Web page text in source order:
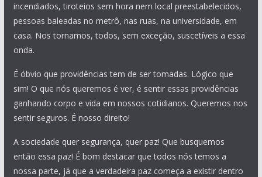
incendiados, tiroteios sem hora nem local preestabelecidos,
pessoas baleadas no metrô, nas ruas, na universidade, em
casa. Nos tornamos, todos, sem exceção, suscetíveis a essa
onda.
É óbvio que providências tem de ser tomadas. Lógico que
sim! O que nós queremos é ver, é sentir essas providências
ganhando corpo e vida em nossos cotidianos. Queremos nos
sentir seguros. É nosso direito!
A sociedade quer segurança, quer paz! Que busquemos
então essa paz! É bom destacar que todos nós temos a
nossa parte, já que a verdadeira paz começa a existir dentro